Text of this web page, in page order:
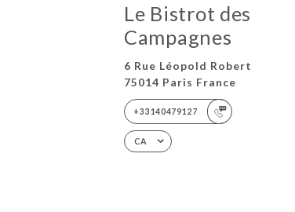
Le Bistrot des
Campagnes
6 Rue Léopold Robert
75014 Paris France
+33140479127
CA